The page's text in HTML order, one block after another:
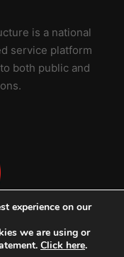
is a national
service platform
both public and
experience on our
we are using or
Click here.